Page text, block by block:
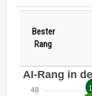
Bester
Rang